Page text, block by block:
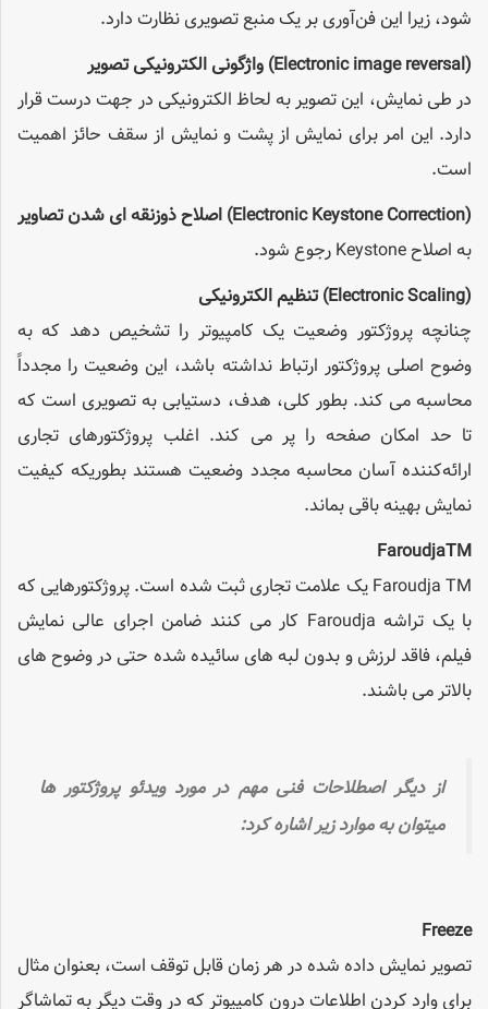
شود، زیرا این فن‌آوری بر یک منبع تصویری نظارت دارد.
(Electronic image reversal)
واژگونی الکترونیکی تصویر
در طی نمایش، این تصویر به لحاظ الکترونیکی در جهت درست قرار
دارد. این امر برای نمایش از پشت و نمایش از سقف حائز اهمیت
است.
(Electronic Keystone Correction)
اصلاح ذوزنقه ای شدن تصاویر
به اصلاح Keystone رجوع شود.
(Electronic Scaling)
تنظیم الکترونیکی
چنانچه پروژکتور وضعیت یک کامپیوتر را تشخیص دهد که به
وضوح اصلی پروژکتور ارتباط نداشته باشد، این وضعیت را مجدداً
محاسبه می کند. بطور کلی، هدف، دستیابی به تصویری است که
تا حد امکان صفحه را پر می کند. اغلب پروژکتورهای تجاری
ارائه‌کننده آسان محاسبه مجدد وضعیت هستند بطوریکه کیفیت
نمایش بهینه باقی بماند.
FaroudjaTM
Faroudja TM یک علامت تجاری ثبت شده است. پروژکتورهایی که
با یک تراشه Faroudja کار می کنند ضامن اجرای عالی نمایش
فیلم، فاقد لرزش و بدون لبه های سائیده شده حتی در وضوح های
بالاتر می باشند.
از دیگر اصطلاحات فنی مهم در مورد ویدئو پروژکتور ها
میتوان به موارد زیر اشاره کرد:
Freeze
تصویر نمایش داده شده در هر زمان قابل توقف است، بعنوان مثال
برای وارد کردن اطلاعات درون کامپیوتر که در وقت دیگر به تماشاگر